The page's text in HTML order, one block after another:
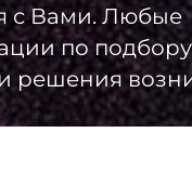
с Вами. Любые
по
решения